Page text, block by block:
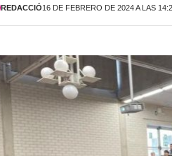
REDACCIÓ16 DE FEBRERO DE 2024 A LAS